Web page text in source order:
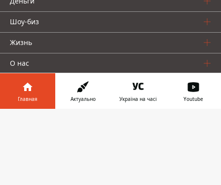
Шоу-биз
Жизнь
О нас
Главная Актуально Україна на часі Youtube